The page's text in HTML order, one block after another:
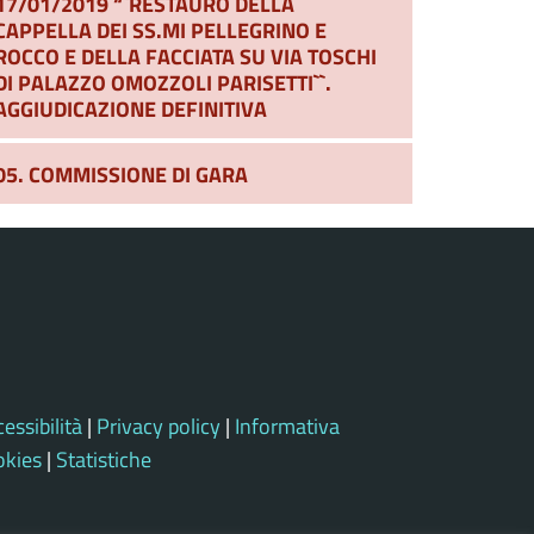
DEI SS.MI PELLEGRINO E
E DELLA FACCIATA SU VIA TOSCHI
PALAZZO OMOZZOLI PARISETTI``.
DEFINITIVA
COMMISSIONE DI GARA
| Privacy policy | Informativa
| Statistiche